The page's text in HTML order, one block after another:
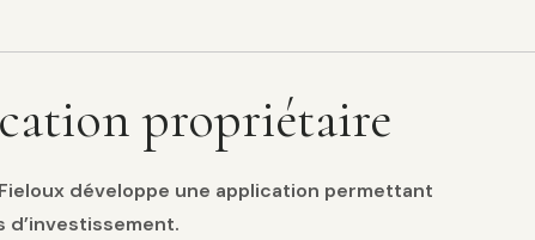
propriétaire
développe une application permettant
d’investissement.